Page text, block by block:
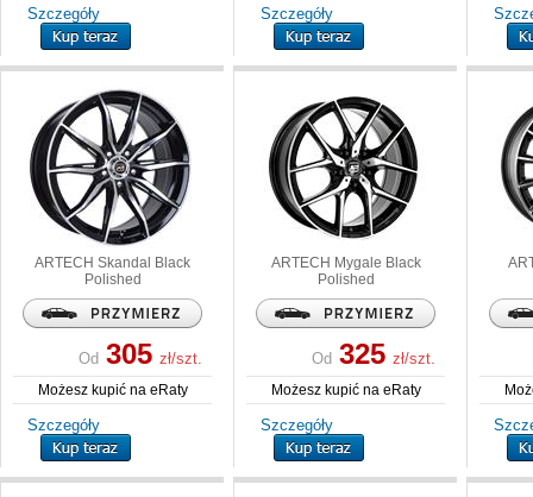
Szczegóły Szczegóły
ARTECH Skandal Black
Polished
Od 305 zł/szt.
Możesz kupić na eRaty
Szczegóły
ARTECH Mygale Black
Polished
Od 325 zł/szt.
Możesz kupić na eRaty
Szczegóły